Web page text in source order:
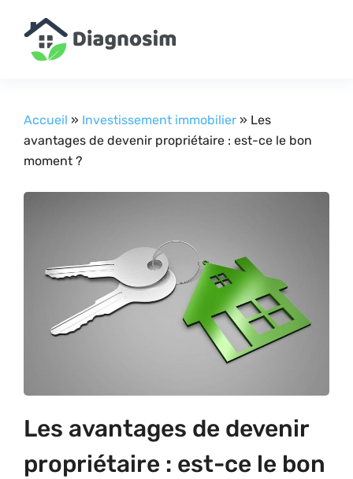
Accueil » Investissement immobilier » Les
avantages de devenir propriétaire : est-ce le bon
moment ?
Les avantages de devenir
propriétaire : est-ce le bon